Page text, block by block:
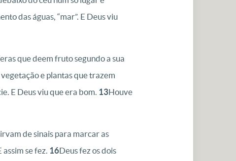
das águas, “mar”. E Deus viu
que deem fruto segundo a sua
e plantas que trazem
E Deus viu que era bom. 13Houve
de sinais para marcar as
se fez. 16Deus fez os dois